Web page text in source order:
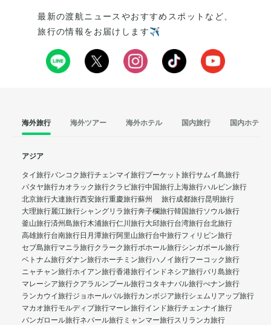
最新の渡航ニュースやおすすめスポットなど、
旅行の情報をお届けします✈️
海外旅行 海外ツアー 海外ホテル 国内旅行 国内ホテル
アジア
タイ旅行バンコク旅行チェンマイ旅行プーケット旅行サムイ島旅行
パタヤ旅行カオラック旅行クラビ旅行中国旅行上海旅行ハルビン旅行
北京旅行大連旅行西安旅行重慶旅行蘇州 旅行成都旅行昆明旅行
大理旅行麗江旅行シャングリラ旅行奔子欄旅行韓国旅行ソウル旅行
釜山旅行済州島旅行木浦旅行仁川旅行大邱旅行台湾旅行台北旅行
高雄旅行台南旅行日月潭旅行阿里山旅行台中旅行フィリピン旅行
セブ島旅行マニラ旅行クラーク旅行ボホール旅行シンガポール旅行
ベトナム旅行ダナン旅行ホーチミン旅行ハノイ旅行フーコック旅行
ニャチャン旅行ホイアン旅行香港旅行インドネシア旅行バリ島旅行
マレーシア旅行クアラルンプール旅行コタキナバル旅行ぺナン旅行
ランカウイ旅行ジョホールバル旅行カンボジア旅行シェムリアップ旅行
マカオ旅行モルディブ旅行マーレ旅行インド旅行チェンナイ旅行
バンガロール旅行ネパール旅行 ミャンマー旅行スリランカ旅行